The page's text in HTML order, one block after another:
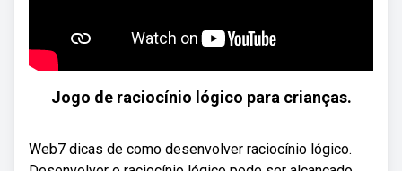
Jogo de raciocínio lógico para crianças.
Web7 dicas de como desenvolver raciocínio lógico.